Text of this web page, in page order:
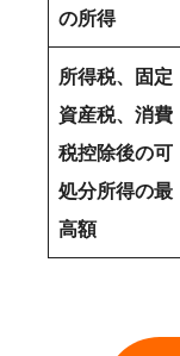
の所得
所得税、固定
資産税、消費
税控除後の可
処分所得の最
高額